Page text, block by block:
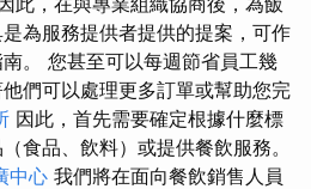
為服務提供者提供的提案，可作
。 您甚至可以每週節省員工幾
們可以處理更多訂單或幫助您完
因此，首先需要確定根據什麼標
食品、飲料）或提供餐飲服務。
中心 我們將在面向餐飲銷售人員